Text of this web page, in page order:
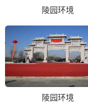
陵园环境
陵园环境